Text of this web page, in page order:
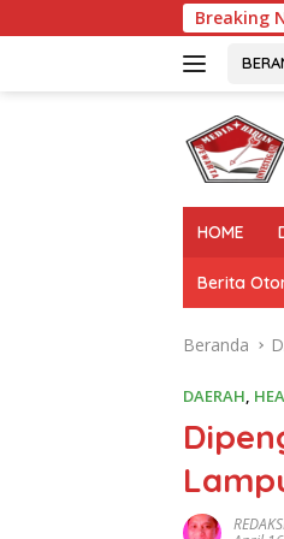
ke
Breaking
Wagub Jihan
HOME
Berita
Beranda
DAERAH,